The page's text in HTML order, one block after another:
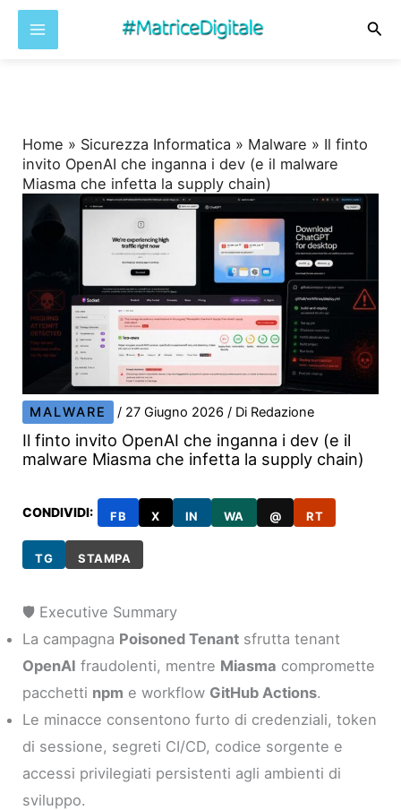
Home » Sicurezza Informatica » Malware » Il finto
invito OpenAI che inganna i dev (e il malware
Miasma che infetta la supply chain)
MALWARE / 27 Giugno 2026/ Di Redazione
Il finto invito OpenAI che inganna i dev (e il
malware Miasma che infetta la supply chain)
CONDIVIDI: FB X IN WA @ RT
TG STAMPA
🛡️ Executive Summary
La campagna Poisoned Tenant sfrutta tenant
OpenAI fraudolenti, mentre Miasma compromette
pacchetti npm e workflow GitHub Actions.
Le minacce consentono furto di credenziali, token
di sessione, segreti CI/CD, codice sorgente e
accessi privilegiati persistenti agli ambienti di
sviluppo.